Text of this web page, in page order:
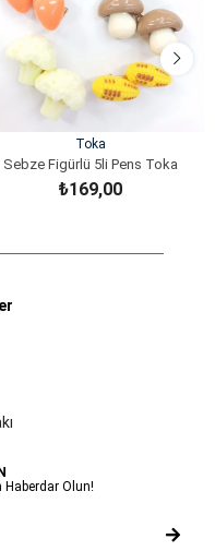
Toka
Sebze Figürlü 5li Pens Toka
₺169,00
Haberdar Olun!